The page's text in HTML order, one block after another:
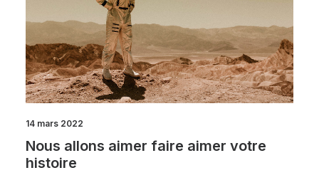
14 mars 2022
Nous allons aimer faire aimer votre
histoire